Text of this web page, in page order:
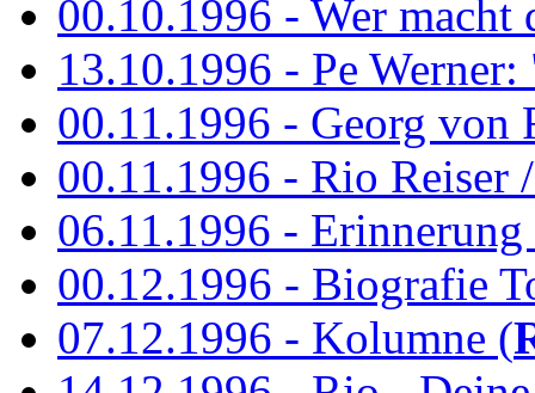
00.10.1996 - Wer macht
13.10.1996 - Pe
00.11.1996 - Georg von
00.11.1996 - Rio Reiser
06.11.1996 -
00.12.1996 - Biografie
07.12.1996 - Kolumne (